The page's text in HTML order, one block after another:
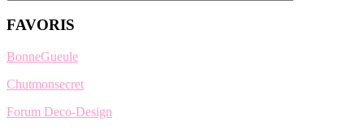
FAVORIS
BonneGueule
Chutmonsecret
Forum Deco-Design